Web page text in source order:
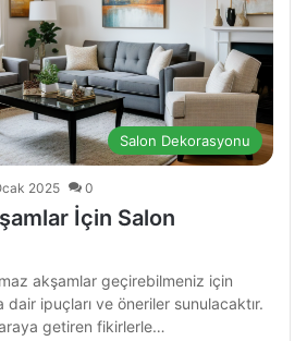
Salon Dekorasyonu
2025 0
İçin Salon
akşamlar geçirebilmeniz için
ipuçları ve öneriler sunulacaktır.
getiren fikirlerle…